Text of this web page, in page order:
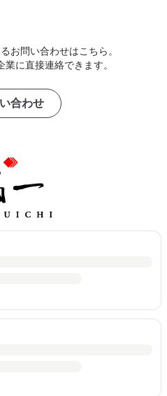
お問い合わせはこちら。
に直接連絡できます。
合わせ